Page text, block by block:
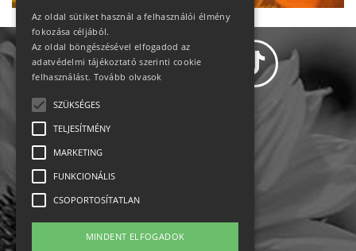
Impresszum-kapcsolat
Jogi nyilatkozat
Az oldal sütiket használ a felhasználói élmény
fokozása céljából.
Az oldal böngészésével elfogadod az
adatvédelmi tájékoztató szerinti cookie
felhasználást. Tovább olvasok
SZÜKSÉGES
TELJESÍTMÉNY
MARKETING
FUNKCIONÁLIS
CSOPORTOSÍTATLAN
MINDENT ELFOGADOK